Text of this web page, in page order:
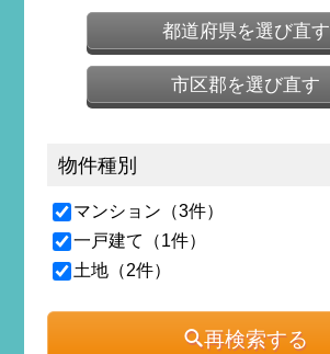
都道府県を選び直す
市区郡を選び直す
物件種別
マンション（3件）
一戸建て（1件）
土地（2件）
再検索する